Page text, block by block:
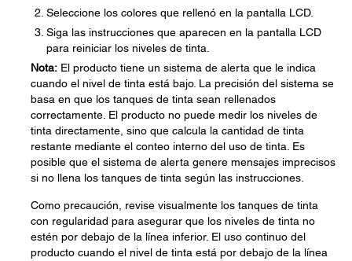
Seleccione los colores que rellenó en la pantalla LCD.
Siga las instrucciones que aparecen en la pantalla LCD
para reiniciar los niveles de tinta.
Nota: El producto tiene un sistema de alerta que le indica
cuando el nivel de tinta está bajo. La precisión del sistema se
basa en que los tanques de tinta sean rellenados
correctamente. El producto no puede medir los niveles de
tinta directamente, sino que calcula la cantidad de tinta
restante mediante el conteo interno del uso de tinta. Es
posible que el sistema de alerta genere mensajes imprecisos
si no llena los tanques de tinta según las instrucciones.
Como precaución, revise visualmente los tanques de tinta
con regularidad para asegurar que los niveles de tinta no
estén por debajo de la línea inferior. El uso continuo del
producto cuando el nivel de tinta está por debajo de la línea